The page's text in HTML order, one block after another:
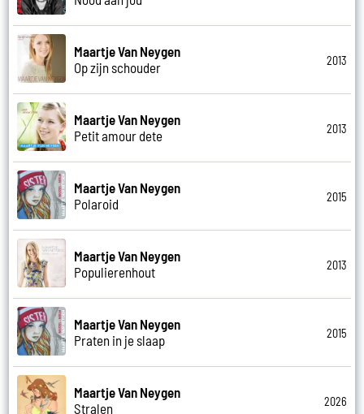
Maartje Van Neygen
Op zijn schouder
2013
Maartje Van Neygen
Petit amour dete
2013
Maartje Van Neygen
Polaroid
2015
Maartje Van Neygen
Populierenhout
2013
Maartje Van Neygen
Praten in je slaap
2015
Maartje Van Neygen
Stralen
2026